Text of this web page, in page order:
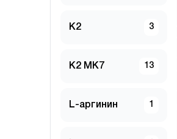
K2 3
K2 MK7 13
L-аргинин 1